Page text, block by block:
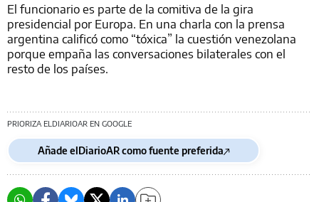
El funcionario es parte de la comitiva de la gira
presidencial por Europa. En una charla con la prensa
argentina calificó como “tóxica” la cuestión venezolana
porque empaña las conversaciones bilaterales con el
resto de los países.
PRIORIZA ELDIARIOAR EN GOOGLE
Añade elDiarioAR como fuente preferida